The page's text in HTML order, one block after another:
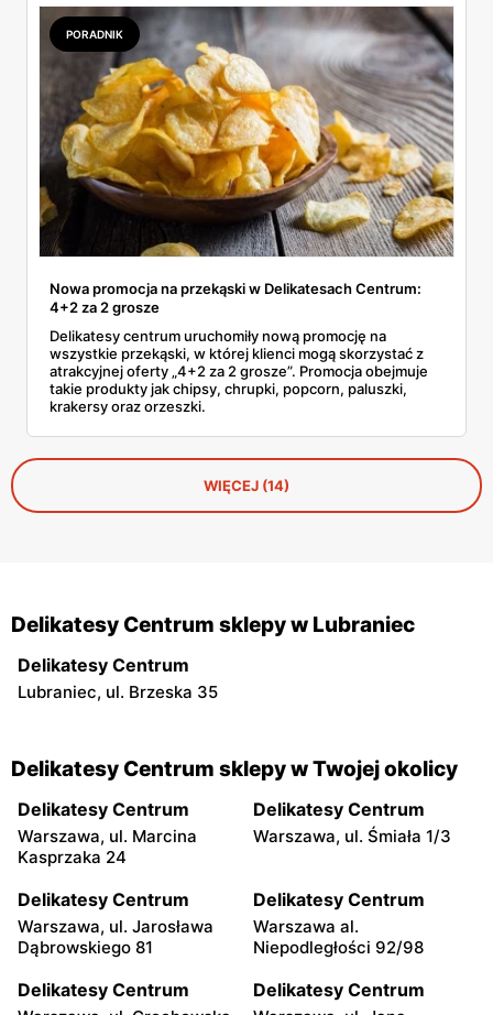
PORADNIK
Nowa promocja na przekąski w Delikatesach Centrum:
4+2 za 2 grosze
Delikatesy centrum uruchomiły nową promocję na
wszystkie przekąski, w której klienci mogą skorzystać z
atrakcyjnej oferty „4+2 za 2 grosze”. Promocja obejmuje
takie produkty jak chipsy, chrupki, popcorn, paluszki,
krakersy oraz orzeszki.
WIĘCEJ (14)
Delikatesy Centrum sklepy w Lubraniec
Delikatesy Centrum
Lubraniec, ul. Brzeska 35
Delikatesy Centrum sklepy w Twojej okolicy
Delikatesy Centrum
Warszawa, ul. Marcina
Kasprzaka 24
Delikatesy Centrum
Warszawa, ul. Śmiała 1/3
Delikatesy Centrum
Warszawa, ul. Jarosława
Dąbrowskiego 81
Delikatesy Centrum
Warszawa al.
Niepodległości 92/98
Delikatesy Centrum Delikatesy Centrum